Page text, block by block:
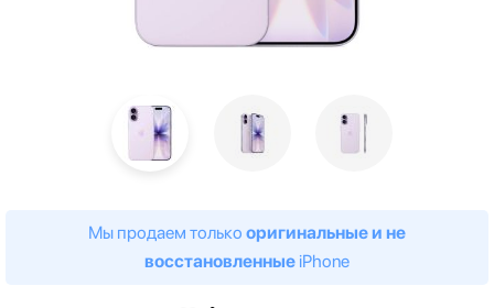
Мы продаем только оригинальные и не
восстановленные iPhone